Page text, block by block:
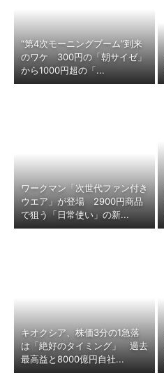
“第4次モーニングブーム”到来
のワケ 300円の「朝サイゼ」
から1000円超の「...
ワークマン「次世代ファン付き
ウエア」が登場 2900円商品
で狙う「日常使い」の新...
キオクシア、株価3分の1急落
は「絶好のタイミング」 過去
最高益と8000億円自社...